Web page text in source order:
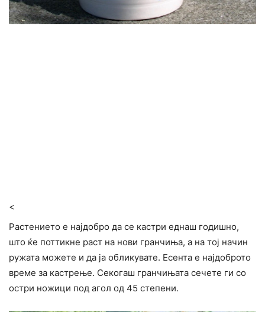
<
Растението е најдобро да се кастри еднаш годишно,
што ќе поттикне раст на нови гранчиња, а на тој начин
ружата можете и да ја обликувате. Есента е најдоброто
време за кастрење. Секогаш гранчињата сечете ги со
остри ножици под агол од 45 степени.